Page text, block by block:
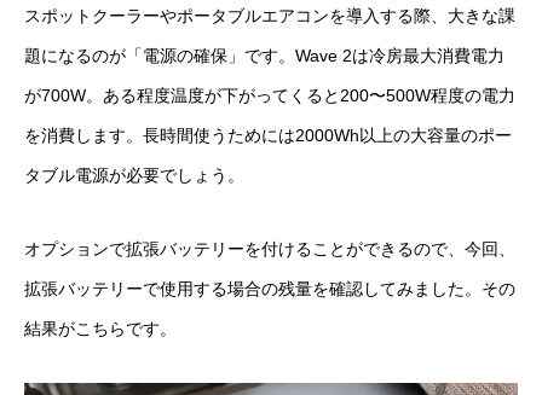
スポットクーラーやポータブルエアコンを導入する際、大きな課
題になるのが「電源の確保」です。Wave 2は冷房最大消費電力
が700W。ある程度温度が下がってくると200〜500W程度の電力
を消費します。長時間使うためには2000Wh以上の大容量のポー
タブル電源が必要でしょう。
オプションで拡張バッテリーを付けることができるので、今回、
拡張バッテリーで使用する場合の残量を確認してみました。その
結果がこちらです。